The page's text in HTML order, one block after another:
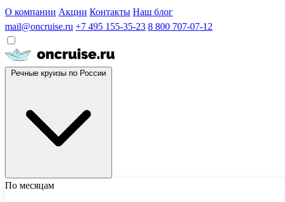
О компании Акции Контакты Наш блог
mail@oncruise.ru +7 495 155-35-23 8 800 707-07-12
По месяцам